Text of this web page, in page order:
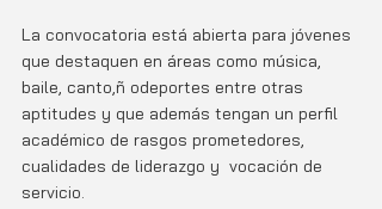
La convocatoria está abierta para jóvenes
que destaquen en áreas como música,
baile, canto,ñ odeportes entre otras
aptitudes y que además tengan un perfil
académico de rasgos prometedores,
cualidades de liderazgo y  vocación de
servicio.